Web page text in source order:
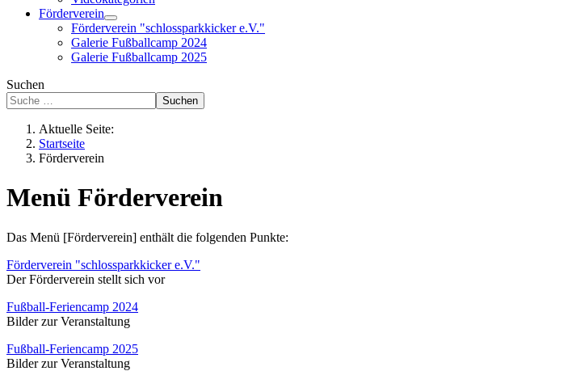
Förderverein
Förderverein "schlossparkkicker e.V."
Galerie Fußballcamp 2024
Galerie Fußballcamp 2025
Suchen
Suchen
Aktuelle Seite:
Startseite
Förderverein
Menü Förderverein
Das Menü [Förderverein] enthält die folgenden Punkte:
Förderverein "schlossparkkicker e.V."
Der Förderverein stellt sich vor
Fußball-Feriencamp 2024
Bilder zur Veranstaltung
Fußball-Feriencamp 2025
Bilder zur Veranstaltung